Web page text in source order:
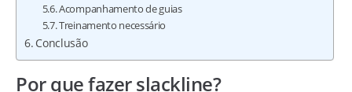
Acompanhamento de guias
Treinamento necessário
Conclusão
Por que fazer slackline?